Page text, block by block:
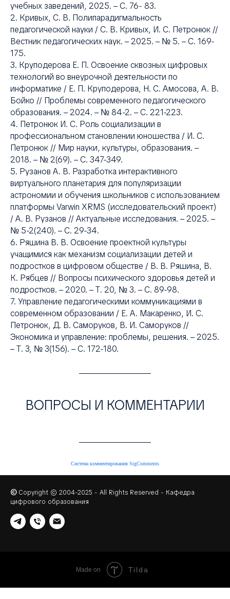
учебных заведений, 2025. – С. 76- 83.
2. Кривых, С. В. Полипарадигмальность
педагогической науки / С. В. Кривых, И. С. Петронюк //
Вестник педагогических наук. – 2025. – № 5. – С. 169-
175.
3. Круподерова Е. П. Освоение сквозных цифровых
технологий во внеурочной деятельности по
информатике / Е. П. Круподерова, Н. С. Амосова, А. В.
Бойко // Проблемы современного педагогического
образования. – 2024. – № 84-2. – С. 221-223.
4. Петронюк И. С. Роль социализации в
профессиональном становлении юношества / И. С.
Петронюк // Мир науки, культуры, образования. –
2018. – № 2(69). – С. 347-349.
5. Рузанов А. В. Разработка интерактивного
виртуального планетария для популяризации
астрономии и обучения школьников с использованием
платформы Varwin XRMS (исследовательский проект)
/ А. В. Рузанов // Актуальные исследования. – 2025. –
№ 5-2(240). – С. 29-34.
6. Ряшина В. В. Освоение проектной культуры
учащимися как механизм социализации детей и
подростков в цифровом обществе / В. В. Ряшина, В.
К. Рябцев // Вопросы психического здоровья детей и
подростков. – 2020. – Т. 20, № 3. – С. 89-98.
7. Управление педагогическими коммуникациями в
современном образовании / Е. А. Макаренко, И. С.
Петронюк, Д. В. Саморуков, В. И. Саморуков //
Экономика и управление: проблемы, решения. – 2025.
– Т. 3, № 3(156). – С. 172-180.
ВОПРОСЫ И КОММЕНТАРИИ
Система комментирования SigComments
© Copyright © 2004-2025 - All Rights Reserved - Кафедра
цифрового образования
Made on Tilda